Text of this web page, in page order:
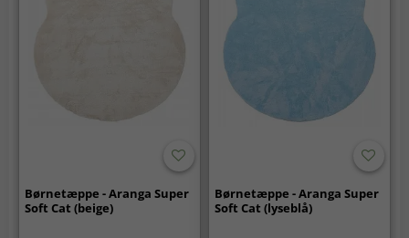
Børnetæppe - Aranga Super
Soft Cat (beige)
Børnetæppe - Aranga Super
Soft Cat (lyseblå)